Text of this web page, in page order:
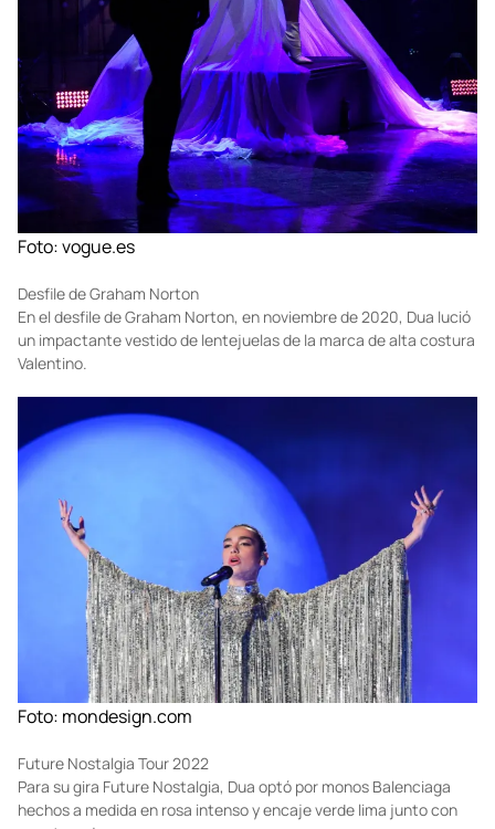
Foto:vogue.es
Desfile de Graham Norton
En el desfile de Graham Norton, en noviembre de 2020, Dua lució
un impactante vestido de lentejuelas de la marca de alta costura
Valentino.
Foto:mondesign.com